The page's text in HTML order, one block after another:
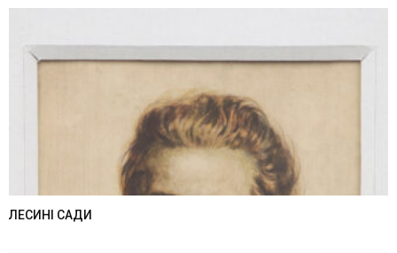
ЛЕСИНІ САДИ